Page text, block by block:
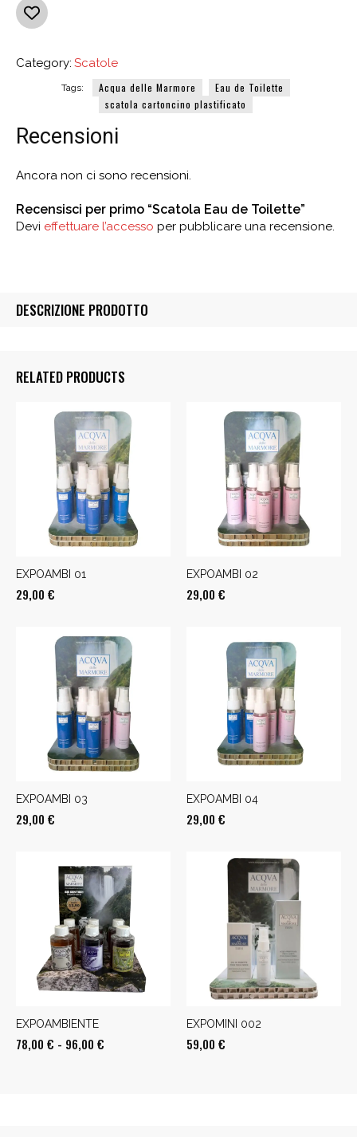
Category: Scatole
Tags: Acqua delle Marmore
Eau de Toilette
scatola cartoncino plastificato
Recensioni
Ancora non ci sono recensioni.
Recensisci per primo “Scatola Eau de Toilette”
Devi effettuare l’accesso per pubblicare una recensione.
DESCRIZIONE PRODOTTO
RELATED PRODUCTS
EXPOAMBI 01
29,00 €
EXPOAMBI 02
29,00 €
EXPOAMBI 03
29,00 €
EXPOAMBI 04
29,00 €
EXPOAMBIENTE
78,00 € - 96,00 €
EXPOMINI 002
59,00 €